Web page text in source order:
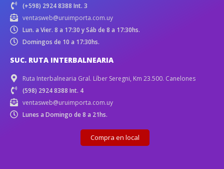
(+598) 2924 8388 Int. 3
ventasweb@uruimporta.com.uy
Lun. a Vier. 8 a 17:30 y Sáb de 8 a 17:30hs.
Domingos de 10 a 17:30hs.
SUC. RUTA INTERBALNEARIA
Ruta Interbalnearia Gral. Líber Seregni, Km 23.500. Canelones
(598) 2924 8388 Int. 4
ventasweb@uruimporta.com.uy
Lunes a Domingo de 8 a 21hs.
Compra en local